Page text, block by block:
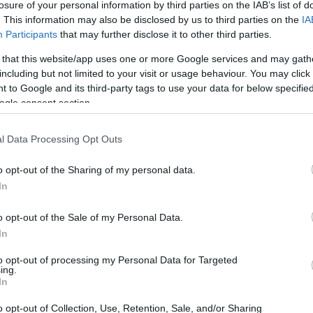
of your personal information by third parties on the IAB’s list of
This information may also be disclosed by us to third parties on the
Participants that may further disclose it to other third parties.
that this website/app uses one or more Google services and may
but not limited to your visit or usage behaviour. You may
to Google and its third-party tags to use your data for below
consent section.
Data Processing Opt Outs
opt-out of the Sharing of my personal data.
opt-out of the Sale of my Personal Data.
opt-out of processing my Personal Data for Targeted
opt-out of Collection, Use, Retention, Sale, and/or Sharing
szerette, adott esetben rajongásig, de amikor
másutt is, mindenütt szerzett híveket
Csíkszeredáig, Kisvárdától Szabadkáig. Sándor
a váradiaké volt. És maradt is egészen a mai
késztet, hirtelen mintegy harminc
Persze, hogy nem lehet mindet
És időrendben?
Jézus (Rock passió), Apáczai Csere
levente), Dr.Zoltán (Kaland), Teleki László
László király (A lovagkirály), Géza (Az a szép,
Percsik (Hegedűs a háztetőn), Leichester
egyetlen évadon belül (1997-1998)
egyik kiemelkedőjévé téve azt. Azután volt
a Tűz és keresztben, John Proctor A salemi
emberben és Othello az – Othellóban. A sor,